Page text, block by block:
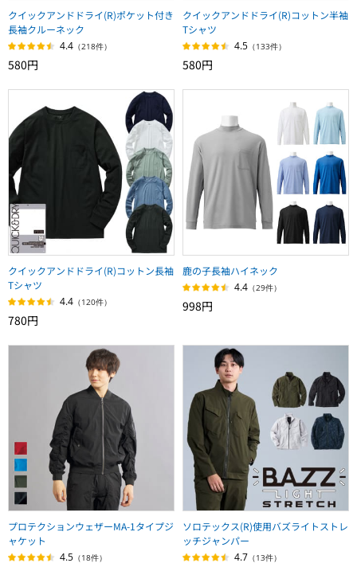
クイックアンドドライ(R)ポケット付き
長袖クルーネック
4.4 （218件）
580円
クイックアンドドライ(R)コットン半袖
Tシャツ
4.5 （133件）
580円
クイックアンドドライ(R)コットン長袖
Tシャツ
4.4 （120件）
780円
鹿の子長袖ハイネック
4.4 （29件）
998円
プロテクションウェザーMA-1タイプジ
ャケット
4.5 （18件）
ソロテックス(R)使用バズライトストレ
ッチジャンパー
4.7 （13件）